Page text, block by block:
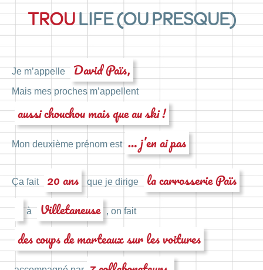
TROULIFE (OU PRESQUE)
Je m’appelle David Païs,
Mais mes proches m’appellent
aussi chouchou mais que au ski !
Mon deuxième prénom est … j’en ai pas
Ça fait 20 ans que je dirige la carrosserie Païs
à Villetaneuse , on fait
des coups de marteaux sur les voitures